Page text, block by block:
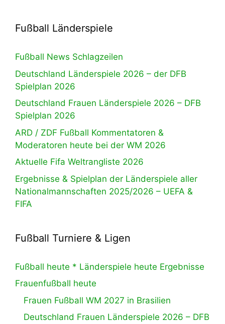
Fußball Länderspiele
Fußball News Schlagzeilen
Deutschland Länderspiele 2026 – der DFB
Spielplan 2026
Deutschland Frauen Länderspiele 2026 – DFB
Spielplan 2026
ARD / ZDF Fußball Kommentatoren &
Moderatoren heute bei der WM 2026
Aktuelle Fifa Weltrangliste 2026
Ergebnisse & Spielplan der Länderspiele aller
Nationalmannschaften 2025/2026 – UEFA &
FIFA
Fußball Turniere & Ligen
Fußball heute * Länderspiele heute Ergebnisse
Frauenfußball heute
Frauen Fußball WM 2027 in Brasilien
Deutschland Frauen Länderspiele 2026 – DFB